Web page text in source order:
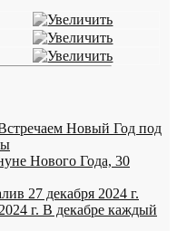
Новый Год под
Нового Года, 30
27 декабря 2024 г.
г. В декабре каждый